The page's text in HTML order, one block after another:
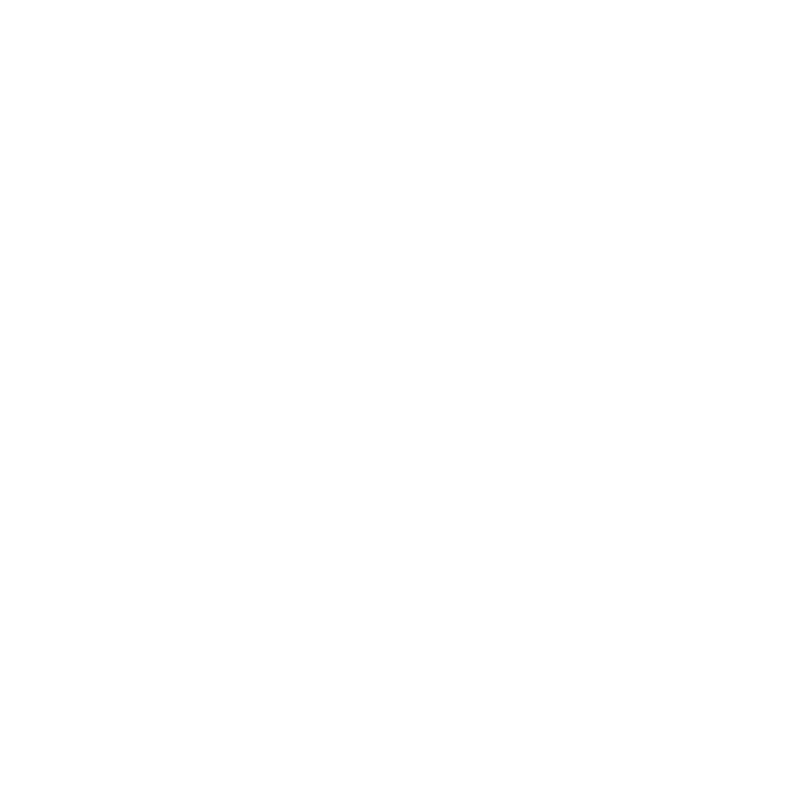
je k dispozici 24h denně. V celém resortu je WiFi připojení k internetu, klimatizace ve veřejných prostorách, detektory kouře, prádelna a
kol. Hotel má restauraci, kavárnu a střešní bar. K venkovnímu vybavení hotelu patří bazén s lehátky a slunečníky, bar u bazénu a
apartmá s úžasným výhledem na jedinečnou krajinu a oceán. K základnímu vybavení pokojů patří: služby komorníka, balkon nebo terasa,
vířivka na terase (dle dostupnosti)
a kosmetických procedurách. V okolí hotelu jsou místa vhodná pro potápění nebo šnorchlování. Od místních poskytovatelů si lze půjčit